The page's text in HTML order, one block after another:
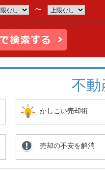
〜
不動
かしこい売却術
売却の不安を解消